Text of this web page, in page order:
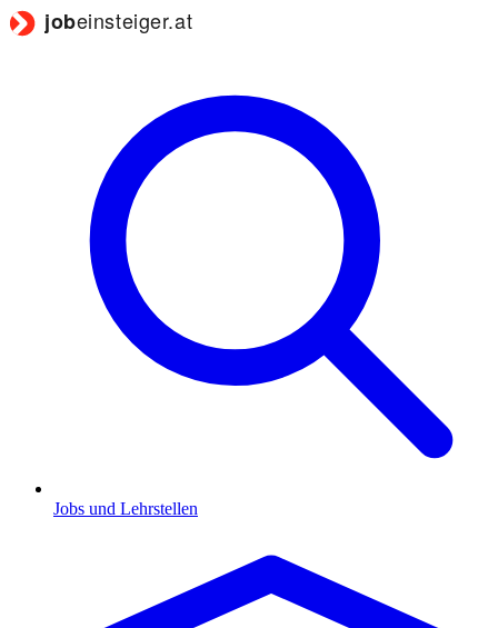
Jobs und Lehrstellen